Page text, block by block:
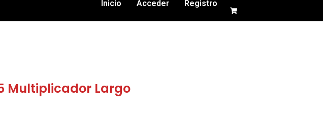
Inicio Acceder Registro
Multiplicador Largo